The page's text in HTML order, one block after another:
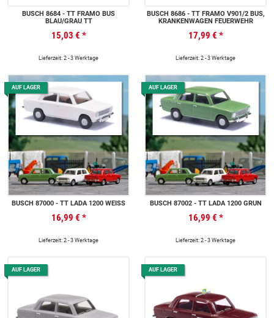
BUSCH 8684 - TT FRAMO BUS
BLAU/GRAU TT
15,03 € *
Lieferzeit: 2 - 3 Werktage
BUSCH 8686 - TT FRAMO V901/2 BUS,
KRANKENWAGEN FEUERWEHR
17,99 € *
Lieferzeit: 2 - 3 Werktage
AUF LAGER
BUSCH 87000 - TT LADA 1200 WEISS
16,99 € *
Lieferzeit: 2 - 3 Werktage
AUF LAGER
BUSCH 87002 - TT LADA 1200 GRÜN
16,99 € *
Lieferzeit: 2 - 3 Werktage
AUF LAGER AUF LAGER